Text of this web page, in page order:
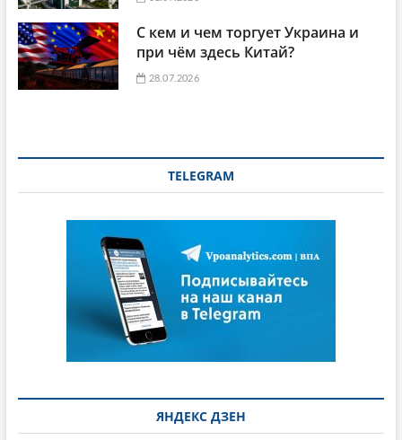
С кем и чем торгует Украина и
при чём здесь Китай?
28.07.2026
TELEGRAM
ЯНДЕКС ДЗЕН